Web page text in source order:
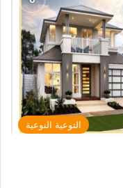
التوعية النوعية